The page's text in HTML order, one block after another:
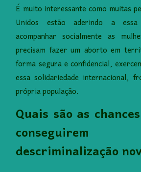
É muito interessante como muitas
Unidos estão aderindo a
acompanhar socialmente as
precisam fazer um aborto em
forma segura e confidencial,
essa solidariedade internacional,
própria população.
Quais são as
descriminalização